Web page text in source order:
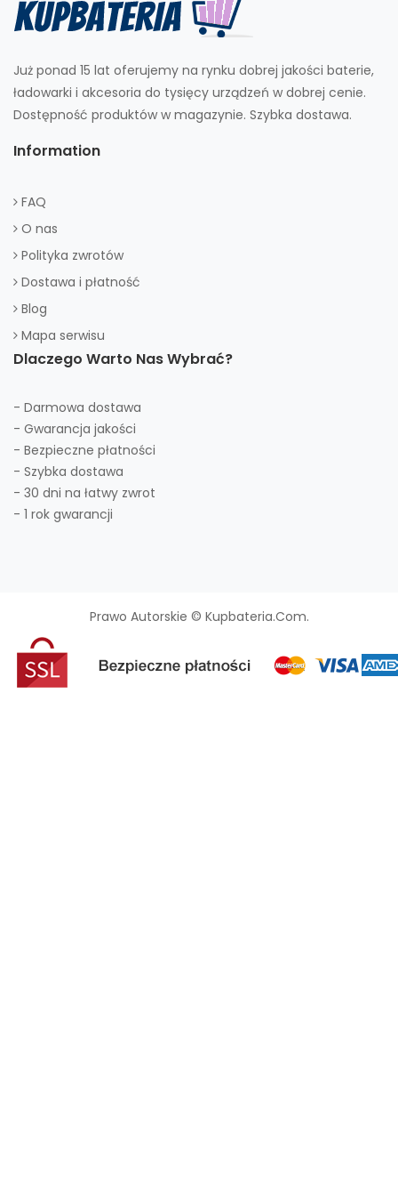
Już ponad 15 lat oferujemy na rynku dobrej jakości baterie,
ładowarki i akcesoria do tysięcy urządzeń w dobrej cenie.
Dostępność produktów w magazynie. Szybka dostawa.
Information
FAQ
O nas
Polityka zwrotów
Dostawa i płatność
Blog
Mapa serwisu
Dlaczego Warto Nas Wybrać?
- Darmowa dostawa
- Gwarancja jakości
- Bezpieczne płatności
- Szybka dostawa
- 30 dni na łatwy zwrot
- 1 rok gwarancji
Prawo Autorskie © Kupbateria.com.